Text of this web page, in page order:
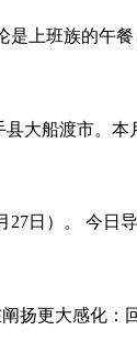
上班族的午
大船渡市。本
日）。 今日
扬更大感化：